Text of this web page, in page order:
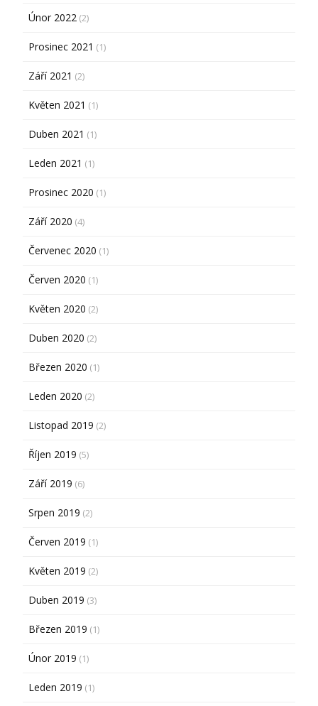
Únor 2022 (2)
Prosinec 2021 (1)
Září 2021 (2)
Květen 2021 (1)
Duben 2021 (1)
Leden 2021 (1)
Prosinec 2020 (1)
Září 2020 (4)
Červenec 2020 (1)
Červen 2020 (1)
Květen 2020 (2)
Duben 2020 (2)
Březen 2020 (1)
Leden 2020 (2)
Listopad 2019 (2)
Říjen 2019 (5)
Září 2019 (6)
Srpen 2019 (2)
Červen 2019 (1)
Květen 2019 (2)
Duben 2019 (3)
Březen 2019 (1)
Únor 2019 (1)
Leden 2019 (1)